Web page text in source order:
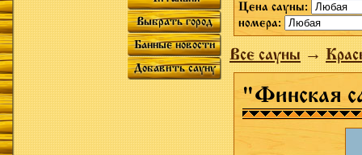
Выбрать город
Банные новости
Добавить сауну
Цена сауны:
номера:
Все сауны→
"Финская